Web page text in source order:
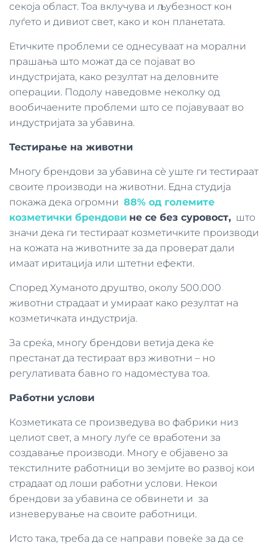
секоја област. Тоа вклучува и љубезност кон
луѓето и дивиот свет, како и кон планетата.
Етичките проблеми се однесуваат на морални
прашања што можат да се појават во
индустријата, како резултат на деловните
операции. Подолу наведовме неколку од
вообичаените проблеми што се појавуваат во
индустријата за убавина.
Тестирање на животни
Многу брендови за убавина сè уште ги тестираат
своите производи на животни. Една студија
покажа дека огромни 88% од големите
козметички брендови не се без суровост, што
значи дека ги тестираат козметичките производи
на кожата на животните за да проверат дали
имаат иритација или штетни ефекти.
Според Хуманото друштво, околу 500.000
животни страдаат и умираат како резултат на
козметичката индустрија.
За среќа, многу брендови ветија дека ќе
престанат да тестираат врз животни – но
регулативата бавно го надоместува тоа.
Работни услови
Козметиката се произведува во фабрики низ
целиот свет, а многу луѓе се вработени за
создавање производи. Многу е објавено за
текстилните работници во земјите во развој кои
страдаат од лоши работни услови. Некои
брендови за убавина се обвинети и за
изневерување на своите работници.
Исто така, треба да се направи повеќе за да се